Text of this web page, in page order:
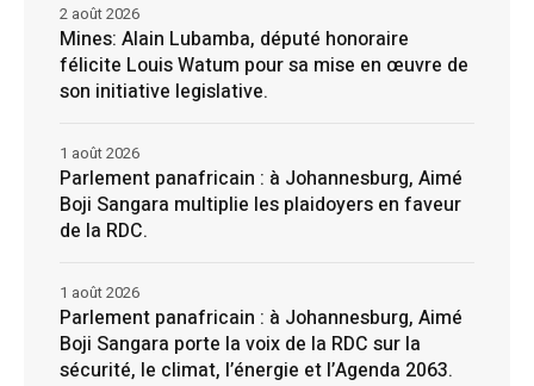
Mines: Alain Lubamba, député honoraire
félicite Louis Watum pour sa mise en œuvre de
son initiative legislative.
2 août 2026
Parlement panafricain : à Johannesburg, Aimé
Boji Sangara multiplie les plaidoyers en faveur
de la RDC.
1 août 2026
Parlement panafricain : à Johannesburg, Aimé
Boji Sangara porte la voix de la RDC sur la
sécurité, le climat, l’énergie et l’Agenda 2063.
1 août 2026